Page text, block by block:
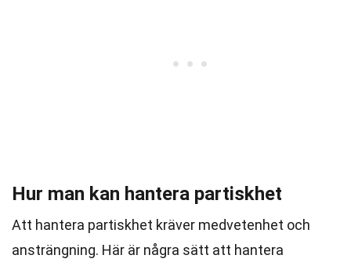
Hur man kan hantera partiskhet
Att hantera partiskhet kräver medvetenhet och
ansträngning. Här är några sätt att hantera